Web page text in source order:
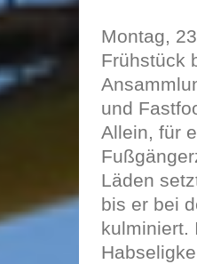
Montag,
Frühstück
und
Allein, für
Läden
bis er bei
kulminiert.